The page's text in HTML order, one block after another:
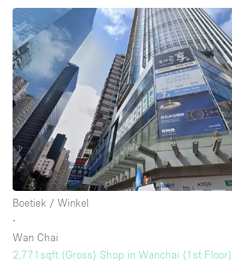
Boetiek / Winkel
∙
Wan Chai
2,771sqft (Gross) Shop in Wanchai (1st Floor)